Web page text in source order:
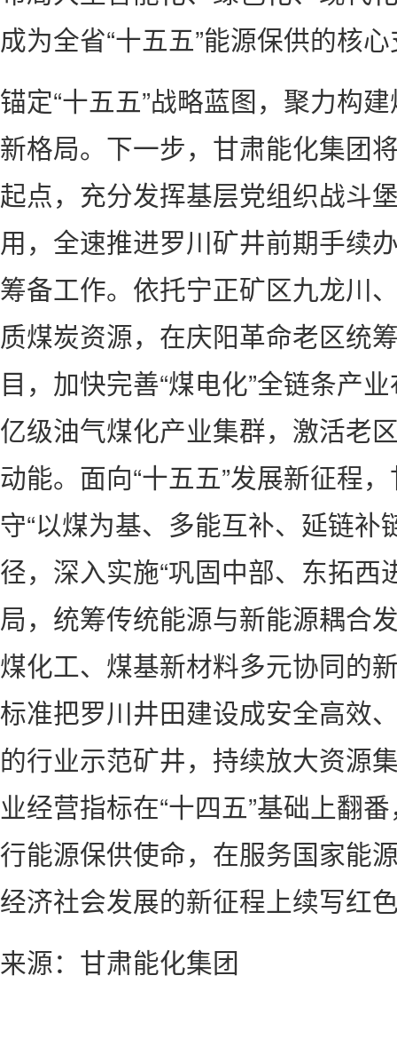
成为全省“十五五”能源保供的核
锚定“十五五”战略蓝图，聚力构
新格局。下一步，甘肃能化集团
起点，充分发挥基层党组织战斗
用，全速推进罗川矿井前期手续
筹备工作。依托宁正矿区九龙川
质煤炭资源，在庆阳革命老区统
目，加快完善“煤电化”全链条产
亿级油气煤化产业集群，激活老
动能。面向“十五五”发展新征程
守“以煤为基、多能互补、延链补
径，深入实施“巩固中部、东拓西
局，统筹传统能源与新能源耦合
煤化工、煤基新材料多元协同的
标准把罗川井田建设成安全高效
的行业示范矿井，持续放大资源
业经营指标在“十四五”基础上翻
行能源保供使命，在服务国家能
经济社会发展的新征程上续写红
来源：甘肃能化集团